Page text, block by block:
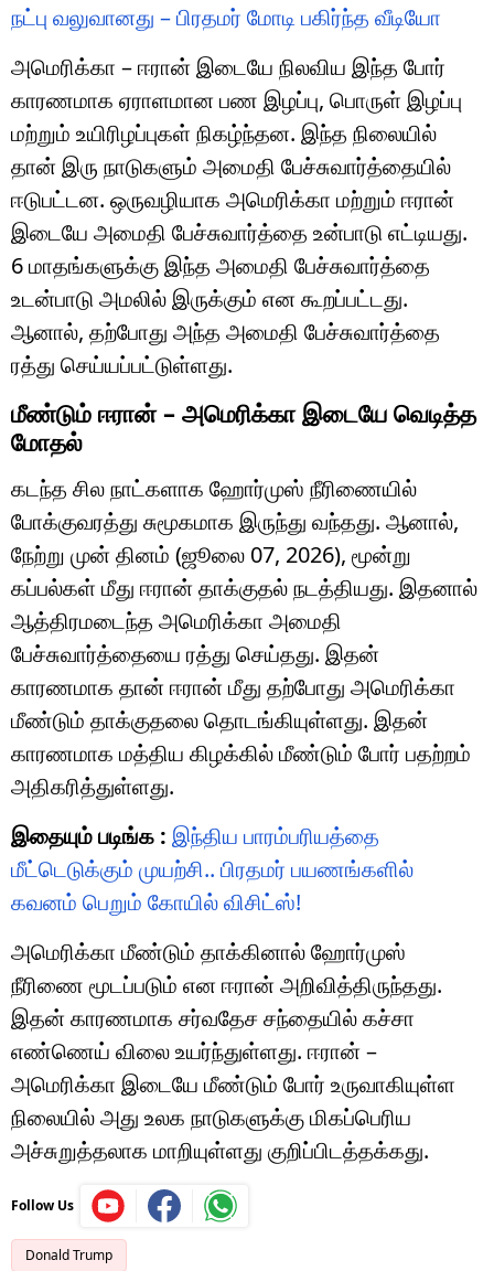
நட்பு வலுவானது – பிரதமர் மோடி பகிர்ந்த வீடியோ
அமெரிக்கா – ஈரான் இடையே நிலவிய இந்த போர்
காரணமாக ஏராளமான பண இழப்பு, பொருள் இழப்பு
மற்றும் உயிரிழப்புகள் நிகழ்ந்தன. இந்த நிலையில்
தான் இரு நாடுகளும் அமைதி பேச்சுவார்த்தையில்
ஈடுபட்டன. ஒருவழியாக அமெரிக்கா மற்றும் ஈரான்
இடையே அமைதி பேச்சுவார்த்தை உன்பாடு எட்டியது.
6 மாதங்களுக்கு இந்த அமைதி பேச்சுவார்த்தை
உடன்பாடு அமலில் இருக்கும் என கூறப்பட்டது.
ஆனால், தற்போது அந்த அமைதி பேச்சுவார்த்தை
ரத்து செய்யப்பட்டுள்ளது.
மீண்டும் ஈரான் – அமெரிக்கா இடையே வெடித்த
மோதல்
கடந்த சில நாட்களாக ஹோர்முஸ் நீரிணையில்
போக்குவரத்து சுமூகமாக இருந்து வந்தது. ஆனால்,
நேற்று முன் தினம் (ஜூலை 07, 2026), மூன்று
கப்பல்கள் மீது ஈரான் தாக்குதல் நடத்தியது. இதனால்
ஆத்திரமடைந்த அமெரிக்கா அமைதி
பேச்சுவார்த்தையை ரத்து செய்தது. இதன்
காரணமாக தான் ஈரான் மீது தற்போது அமெரிக்கா
மீண்டும் தாக்குதலை தொடங்கியுள்ளது. இதன்
காரணமாக மத்திய கிழக்கில் மீண்டும் போர் பதற்றம்
அதிகரித்துள்ளது.
இதையும் படிங்க : இந்திய பாரம்பரியத்தை
மீட்டெடுக்கும் முயற்சி.. பிரதமர் பயணங்களில்
கவனம் பெறும் கோயில் விசிட்ஸ்!
அமெரிக்கா மீண்டும் தாக்கினால் ஹோர்முஸ்
நீரிணை மூடப்படும் என ஈரான் அறிவித்திருந்தது.
இதன் காரணமாக சர்வதேச சந்தையில் கச்சா
எண்ணெய் விலை உயர்ந்துள்ளது. ஈரான் –
அமெரிக்கா இடையே மீண்டும் போர் உருவாகியுள்ள
நிலையில் அது உலக நாடுகளுக்கு மிகப்பெரிய
அச்சுறுத்தலாக மாறியுள்ளது குறிப்பிடத்தக்கது.
Follow Us
Donald Trump